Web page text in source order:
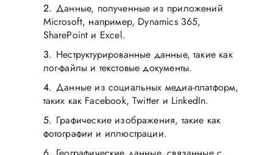
Данные, полученные из приложений
Microsoft, например, Dynamics 365,
SharePoint и Excel.
Неструктурированные данные, такие как
лог-файлы и текстовые документы.
Данные из социальных медиа-платформ,
таких как Facebook, Twitter и LinkedIn.
Графические изображения, такие как
фотографии и иллюстрации.